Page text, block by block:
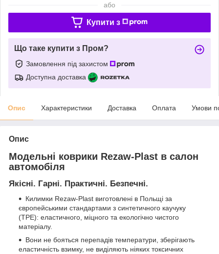
або
Купити з
Що таке купити з Пром?
Замовлення під захистом
Доступна доставка
Опис Характеристики Доставка Оплата Умови
Опис
Модельні коврики Rezaw-Plast в салон
автомобіля
Якісні. Гарні. Практичні. Безпечні.
Килимки Rezaw-Plast виготовлені в Польщі за
європейськими стандартами з синтетичного каучуку
(ТРЕ): еластичного, міцного та екологічно чистого
матеріалу.
Вони не бояться перепадів температури, зберігають
еластичність взимку, не виділяють ніяких токсичних